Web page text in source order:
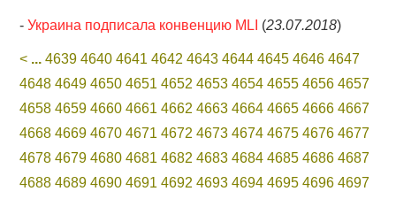
-Украина подписала конвенцию MLI (23.07.2018)
< ... 4639 4640 4641 4642 4643 4644 4645 4646 4647
4648 4649 4650 4651 4652 4653 4654 4655 4656 4657
4658 4659 4660 4661 4662 4663 4664 4665 4666 4667
4668 4669 4670 4671 4672 4673 4674 4675 4676 4677
4678 4679 4680 4681 4682 4683 4684 4685 4686 4687
4688 4689 4690 4691 4692 4693 4694 4695 4696 4697